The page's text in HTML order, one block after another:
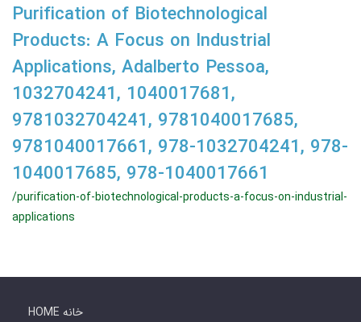
Purification of Biotechnological
Products: A Focus on Industrial
Applications, Adalberto Pessoa,
1032704241, 1040017681,
9781032704241, 9781040017685,
9781040017661, 978-1032704241, 978-
1040017685, 978-1040017661
/purification-of-biotechnological-products-a-focus-on-industrial-
applications
HOME خانه